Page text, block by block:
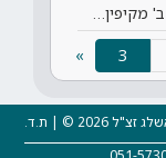
מקיפין…
3
(current)
»
אור הסולם: מרכז מורשת בעל הסולם, הרב יהודה ליב אשלג זצ"ל 2026 © | ת.ד.